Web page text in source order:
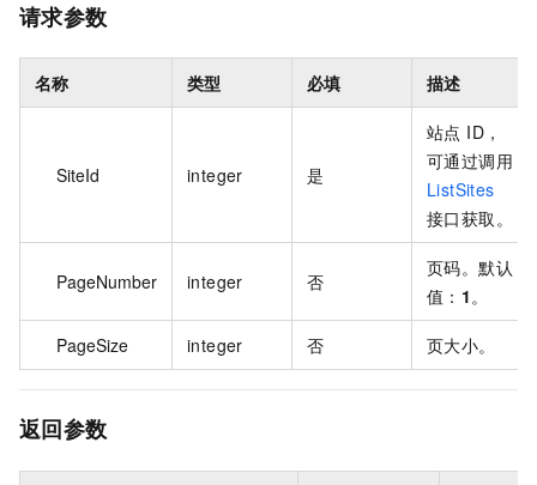
请求参数
名称 类型 必填 描述
SiteId integer 是
站点 ID，
可通过调用
ListSites
接口获取。
PageNumber integer 否
页码。默认
值： 1。
PageSize integer 否 页大小。
返回参数